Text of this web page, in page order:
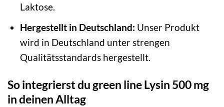
Laktose.
Hergestellt in Deutschland: Unser Produkt
wird in Deutschland unter strengen
Qualitätsstandards hergestellt.
So integrierst du green line Lysin 500 mg
in deinen Alltag